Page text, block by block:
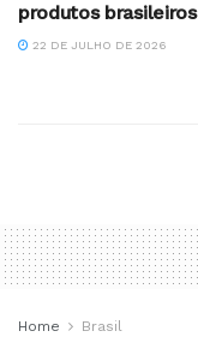
produtos brasileiros
22 DE JULHO DE 2026
Home Brasil